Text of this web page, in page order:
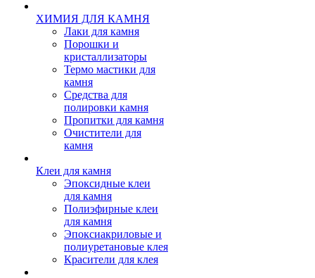
ХИМИЯ ДЛЯ КАМНЯ
Лаки для камня
Порошки и
кристаллизаторы
Термо мастики для
камня
Средства для
полировки камня
Пропитки для камня
Очистители для
камня
Клеи для камня
Эпоксидные клеи
для камня
Полиэфирные клеи
для камня
Эпоксиакриловые и
полиуретановые клея
Красители для клея